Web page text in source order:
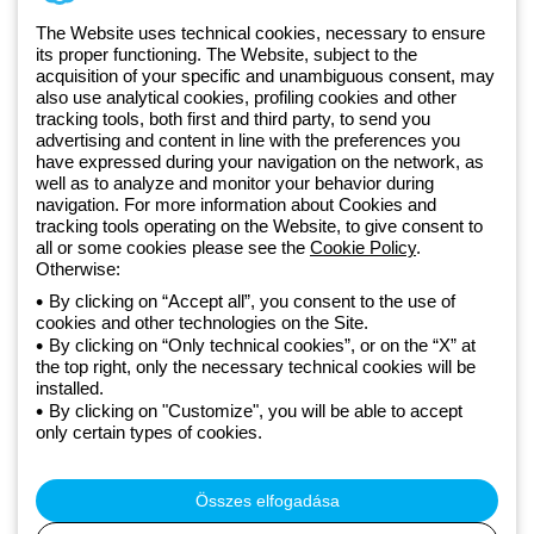
Since 2025, Beghelli has been part of the GEWISS Group, within the
GEWISS LightZone ecosystem, where we develop integrated
lighting solutions that transform complexity into simplicity, supporting
professionals and end users in meeting their needs. Discover more
about GEWISS
1 951 3194
Adatvédelmi szabályzat
Cookie szabályzat
Általános szerződési feltételek
Minden szabályzat
Accessibility
Credits
to the direction and coordination of Gewiss S.p.A. - P.IVA (IT)
00666341201 - Registered in the Register of Companies of
The Website uses technical cookies, necessary to ensure
its proper functioning. The Website, subject to the
acquisition of your specific and unambiguous consent, may
also use analytical cookies, profiling cookies and other
tracking tools, both first and third party, to send you
advertising and content in line with the preferences you
have expressed during your navigation on the network, as
well as to analyze and monitor your behavior during
navigation. For more information about Cookies and
tracking tools operating on the Website, to give consent to
all or some cookies please see the Cookie Policy.
Otherwise:
By clicking on “Accept all”, you consent to the use of
cookies and other technologies on the Site.
By clicking on “Only technical cookies”, or on the “X” at
the top right, only the necessary technical cookies will be
installed.
By clicking on "Customize", you will be able to accept
only certain types of cookies.
Összes elfogadása